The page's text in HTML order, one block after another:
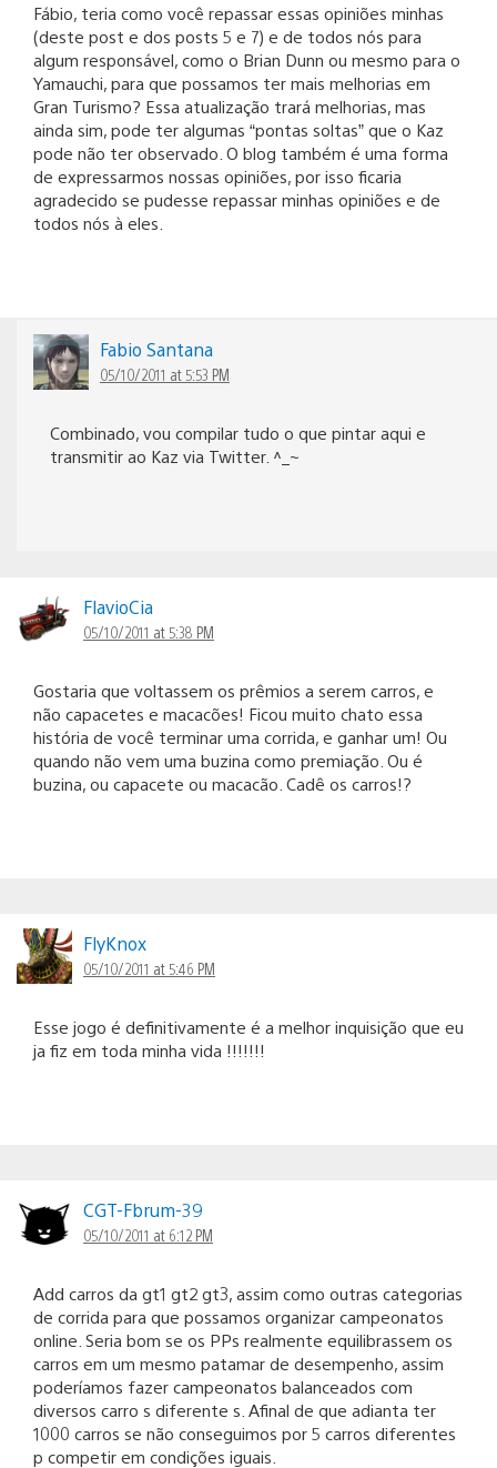
Fábio, teria como você repassar essas opiniões minhas
(deste post e dos posts 5 e 7) e de todos nós para
algum responsável, como o Brian Dunn ou mesmo para o
Yamauchi, para que possamos ter mais melhorias em
Gran Turismo? Essa atualização trará melhorias, mas
ainda sim, pode ter algumas “pontas soltas” que o Kaz
pode não ter observado. O blog também é uma forma
de expressarmos nossas opiniões, por isso ficaria
agradecido se pudesse repassar minhas opiniões e de
todos nós à eles.
Fabio Santana
05/10/2011 at 5:53 PM
Combinado, vou compilar tudo o que pintar aqui e
transmitir ao Kaz via Twitter. ^_~
FlavioCia
05/10/2011 at 5:38 PM
Gostaria que voltassem os prêmios a serem carros, e
não capacetes e macacões! Ficou muito chato essa
história de você terminar uma corrida, e ganhar um! Ou
quando não vem uma buzina como premiação. Ou é
buzina, ou capacete ou macacão. Cadê os carros!?
FlyKnox
05/10/2011 at 5:46 PM
Esse jogo é definitivamente é a melhor inquisição que eu
ja fiz em toda minha vida !!!!!!!
CGT-Fbrum-39
05/10/2011 at 6:12 PM
Add carros da gt1 gt2 gt3, assim como outras categorias
de corrida para que possamos organizar campeonatos
online. Seria bom se os PPs realmente equilibrassem os
carros em um mesmo patamar de desempenho, assim
poderíamos fazer campeonatos balanceados com
diversos carro s diferente s. Afinal de que adianta ter
1000 carros se não conseguimos por 5 carros diferentes
p competir em condições iguais.